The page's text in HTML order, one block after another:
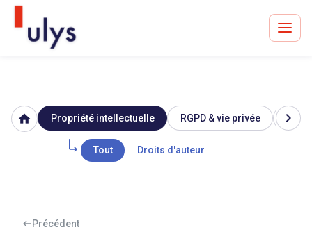
Avocats à Paris & Bruxelles
Leader en droit de l'innovation depuis 30 ans
home Propriété intellectuelle RGPD & vie privée
Tout Droits d'auteur
chevron_right
Précédent